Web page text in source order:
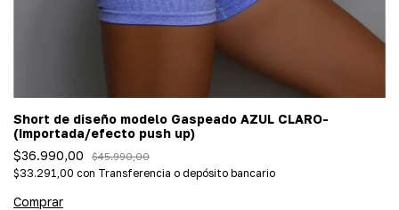
Short de diseño modelo Gaspeado AZUL CLARO-
(Importada/efecto push up)
$36.990,00
$45.990,00
$33.291,00 con Transferencia o depósito bancario
Comprar